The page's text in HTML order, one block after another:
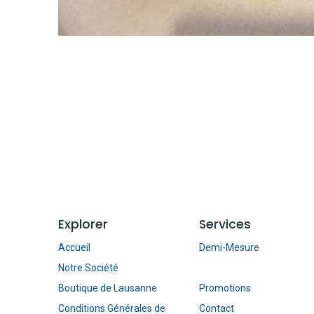
Explorer
Accueil
Notre Société
Boutique de Lausanne
Conditions Générales de
Services
Demi-Mesure
Promotions
Contact